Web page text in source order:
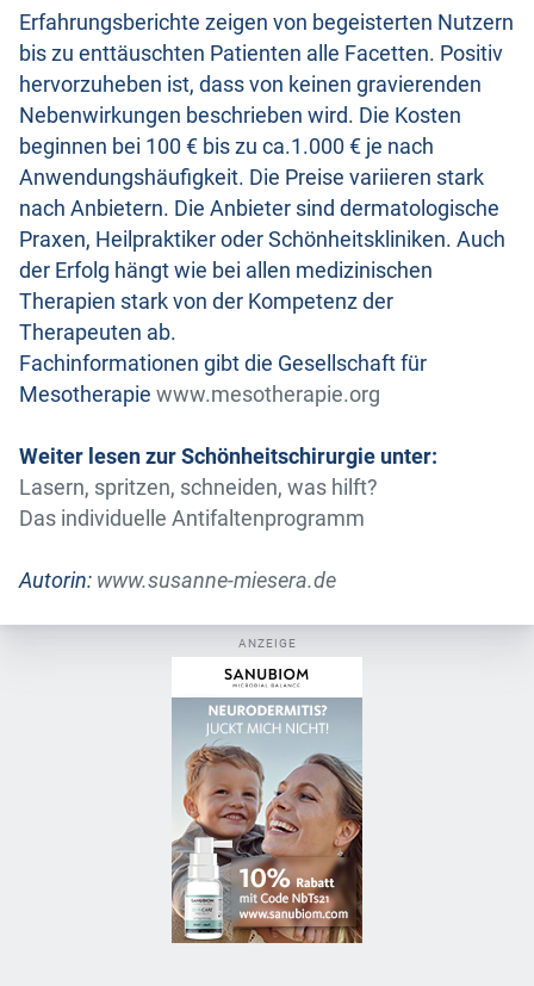
Erfahrungsberichte zeigen von begeisterten Nutzern
bis zu enttäuschten Patienten alle Facetten. Positiv
hervorzuheben ist, dass von keinen gravierenden
Nebenwirkungen beschrieben wird. Die Kosten
beginnen bei 100 € bis zu ca.1.000 € je nach
Anwendungshäufigkeit. Die Preise variieren stark
nach Anbietern. Die Anbieter sind dermatologische
Praxen, Heilpraktiker oder Schönheitskliniken. Auch
der Erfolg hängt wie bei allen medizinischen
Therapien stark von der Kompetenz der
Therapeuten ab.
Fachinformationen gibt die Gesellschaft für
Mesotherapie www.mesotherapie.org
Weiter lesen zur Schönheitschirurgie unter:
Lasern, spritzen, schneiden, was hilft?
Das individuelle Antifaltenprogramm
Autorin: www.susanne-miesera.de
ANZEIGE